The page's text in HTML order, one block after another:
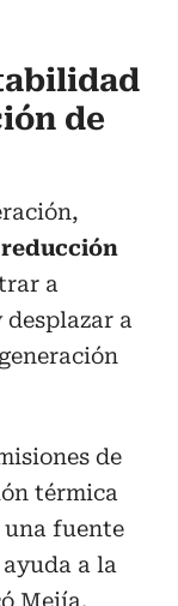
de
a
a
de
térmica
una fuente
a la
Mejía.